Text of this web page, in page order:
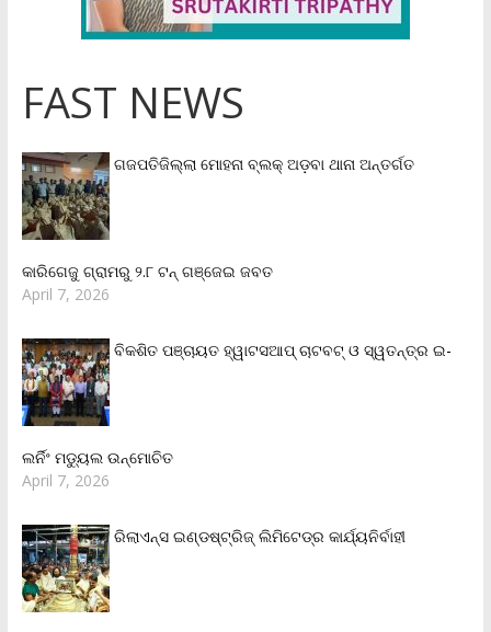
FAST NEWS
ଗଜପତିଜିଲ୍ଲା ମୋହନା ବ୍ଲକ୍‌ ଅଡ଼ବା ଥାନା ଅନ୍ତର୍ଗତ
କାରିଗେଜୁ ଗ୍ରାମରୁ ୨.୮ ଟନ୍ ଗଞ୍ଜେଇ ଜବତ
April 7, 2026
ବିକଶିତ ପଞ୍ଚାୟତ ହ୍ୱାଟସଆପ୍ ଚାଟବଟ୍ ଓ ସ୍ୱତନ୍ତ୍ର ଇ-
ଲର୍ନିଂ ମଡ୍ୟୁଲ ଉନ୍ମୋଚିତ
April 7, 2026
ରିଲାଏନ୍‌ସ ଇଣ୍ଡଷ୍ଟ୍ରିଜ୍ ଲିମିଟେଡ୍‌ର କାର୍ଯ୍ୟନିର୍ବାହୀ